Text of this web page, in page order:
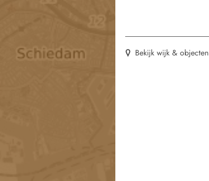
Bekijk wijk &